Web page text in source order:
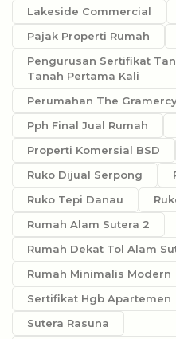
Lakeside Commercial
Pajak Properti Rumah
Pengurusan Sertifikat
Tanah Pertama Kali
Perumahan The
Pph Final Jual Rumah
Properti Komersial BSD
Ruko Dijual Serpong
Ruko Tepi Danau
Rumah Alam Sutera 2
Rumah Dekat Tol Alam
Rumah Minimalis Modern
Sertifikat Hgb Apartemen
Sutera Rasuna